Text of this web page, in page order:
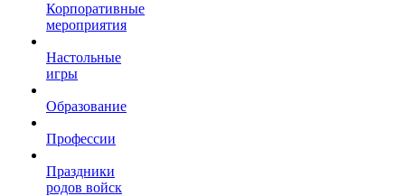
Корпоративные
мероприятия
Настольные
игры
Образование
Профессии
Праздники
родов войск